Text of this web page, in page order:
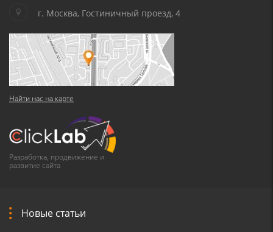
г. Москва, Гостиничный проезд, 4
Найти нас на карте
Разработка, продвижение и
развитие сайта
Новые статьи